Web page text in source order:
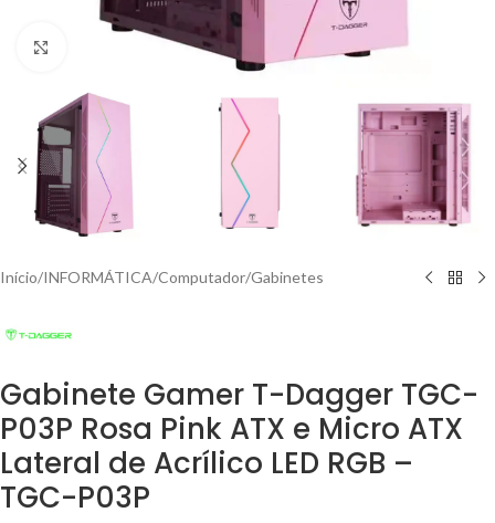
Clique para ampliar
Início/INFORMÁTICA/Computador/Gabinetes
Gabinete Gamer T-Dagger TGC-
P03P Rosa Pink ATX e Micro ATX
Lateral de Acrílico LED RGB –
TGC-P03P